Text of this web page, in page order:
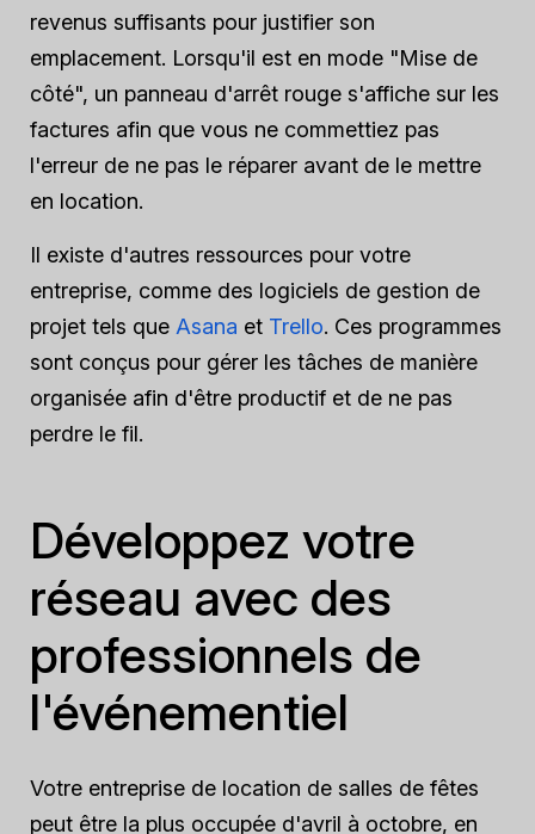
revenus suffisants pour justifier son
emplacement. Lorsqu'il est en mode "Mise de
côté", un panneau d'arrêt rouge s'affiche sur les
factures afin que vous ne commettiez pas
l'erreur de ne pas le réparer avant de le mettre
en location.
Il existe d'autres ressources pour votre
entreprise, comme des logiciels de gestion de
projet tels que Asana et Trello. Ces programmes
sont conçus pour gérer les tâches de manière
organisée afin d'être productif et de ne pas
perdre le fil.
Développez votre
réseau avec des
professionnels de
l'événementiel
Votre entreprise de location de salles de fêtes
peut être la plus occupée d'avril à octobre, en